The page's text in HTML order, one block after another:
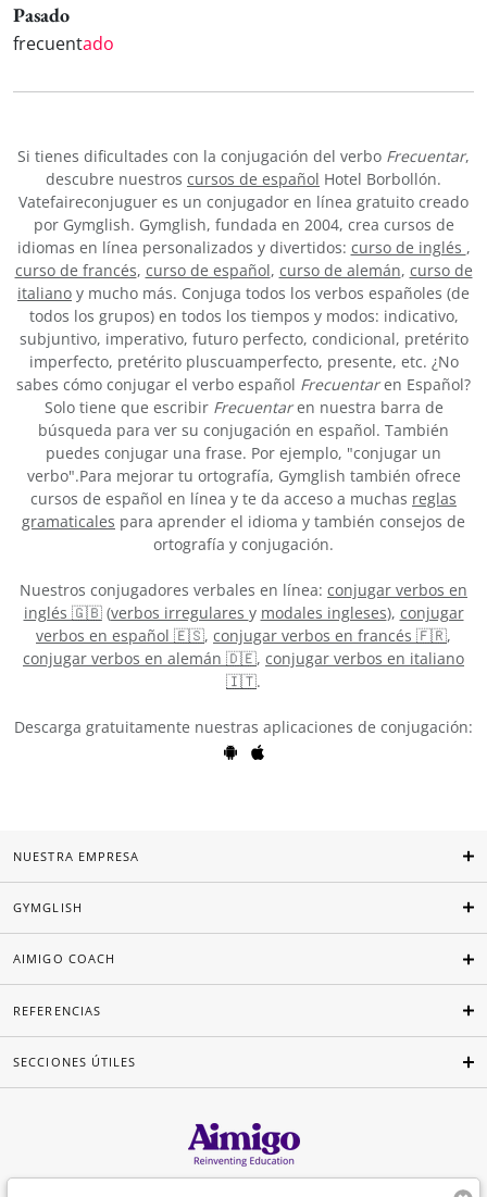
Pasado
frecuentado
Si tienes dificultades con la conjugación del verbo Frecuentar,
descubre nuestros cursos de español Hotel Borbollón.
Vatefaireconjuguer es un conjugador en línea gratuito creado
por Gymglish. Gymglish, fundada en 2004, crea cursos de
idiomas en línea personalizados y divertidos: curso de inglés ,
curso de francés, curso de español, curso de alemán, curso de
italiano y mucho más. Conjuga todos los verbos españoles (de
todos los grupos) en todos los tiempos y modos: indicativo,
subjuntivo, imperativo, futuro perfecto, condicional, pretérito
imperfecto, pretérito pluscuamperfecto, presente, etc. ¿No
sabes cómo conjugar el verbo español Frecuentaren Español?
Solo tiene que escribir Frecuentaren nuestra barra de
búsqueda para ver su conjugación en español. También
puedes conjugar una frase. Por ejemplo, "conjugar un
verbo".Para mejorar tu ortografía, Gymglish también ofrece
cursos de español en línea y te da acceso a muchas reglas
gramaticales para aprender el idioma y también consejos de
ortografía y conjugación.
Nuestros conjugadores verbales en línea: conjugar verbos en
inglés 🇬🇧(verbos irregulares y modales ingleses), conjugar
verbos en español 🇪🇸, conjugar verbos en francés 🇫🇷,
conjugar verbos en alemán 🇩🇪, conjugar verbos en italiano
🇮🇹.
Descarga gratuitamente nuestras aplicaciones de conjugación:
NUESTRA EMPRESA
GYMGLISH
AIMIGO COACH
REFERENCIAS
SECCIONES ÚTILES